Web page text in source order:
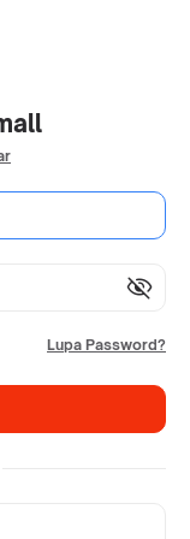
visibility_off
Lupa Password?